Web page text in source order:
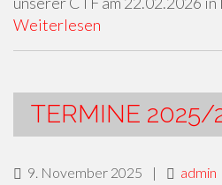
Weiterlesen
TERMINE 2025/
9. November 2025 | admin